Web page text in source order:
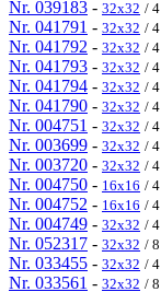
Nr. 039183 - 32x32 / 4
Nr. 041791 - 32x32 / 4
Nr. 041792 - 32x32 / 4
Nr. 041793 - 32x32 / 4
Nr. 041794 - 32x32 / 4
Nr. 041790 - 32x32 / 4
Nr. 004751 - 32x32 / 4
Nr. 003699 - 32x32 / 4
Nr. 003720 - 32x32 / 4
Nr. 004750 - 16x16 / 4
Nr. 004752 - 16x16 / 4
Nr. 004749 - 32x32 / 4
Nr. 052317 - 32x32 / 8
Nr. 033455 - 32x32 / 4
Nr. 033561 - 32x32 / 8